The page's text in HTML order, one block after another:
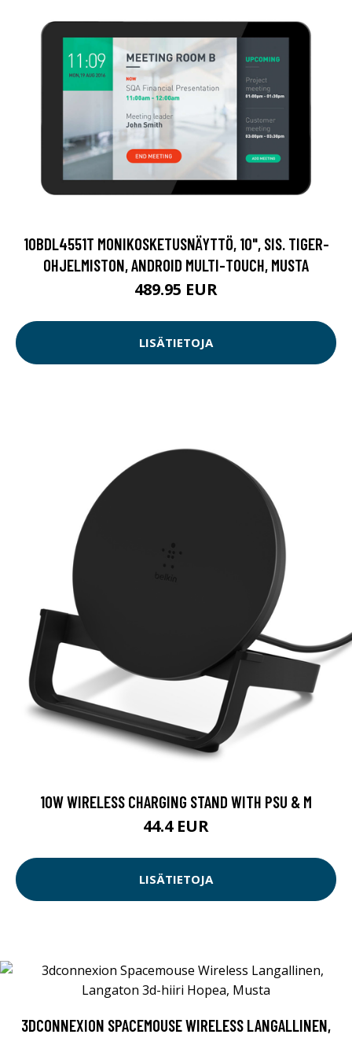
10BDL4551T MONIKOSKETUSNÄYTTÖ, 10", SIS. TIGER-
OHJELMISTON, ANDROID MULTI-TOUCH, MUSTA
489.95 EUR
LISÄTIETOJA
10W WIRELESS CHARGING STAND WITH PSU & M
44.4 EUR
LISÄTIETOJA
3DCONNEXION SPACEMOUSE WIRELESS LANGALLINEN,